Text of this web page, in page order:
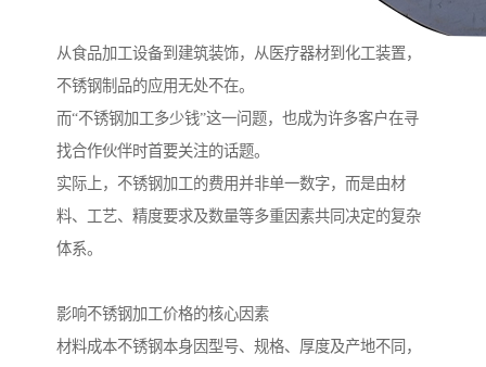
从食品加工设备到建筑装饰，从医疗器材到化工装置，
不锈钢制品的应用无处不在。
而“不锈钢加工多少钱”这一问题，也成为许多客户在寻
找合作伙伴时首要关注的话题。
实际上，不锈钢加工的费用并非单一数字，而是由材
料、工艺、精度要求及数量等多重因素共同决定的复杂
体系。
影响不锈钢加工价格的核心因素
材料成本不锈钢本身因型号、规格、厚度及产地不同，